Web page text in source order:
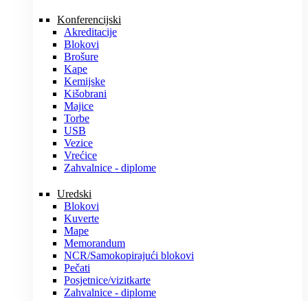
Konferencijski
Akreditacije
Blokovi
Brošure
Kape
Kemijske
Kišobrani
Majice
Torbe
USB
Vezice
Vrećice
Zahvalnice - diplome
Uredski
Blokovi
Kuverte
Mape
Memorandum
NCR/Samokopirajući blokovi
Pečati
Posjetnice/vizitkarte
Zahvalnice - diplome